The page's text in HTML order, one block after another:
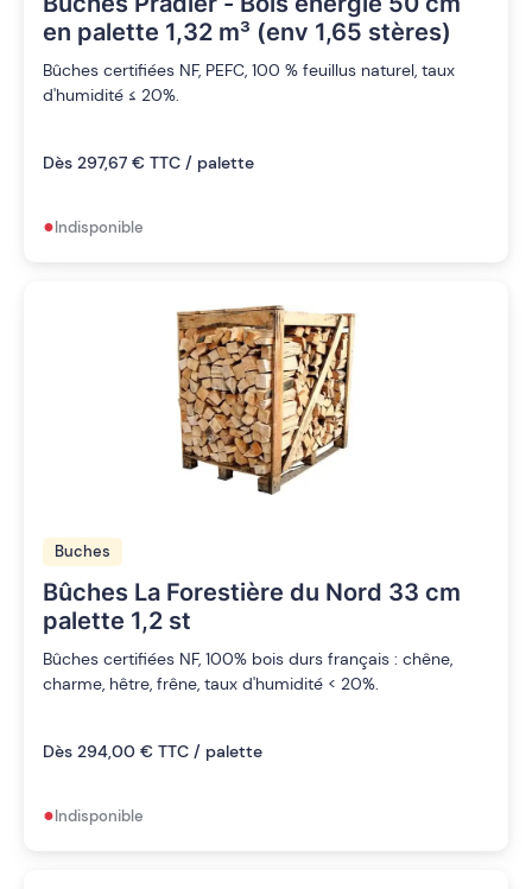
en palette 1,32 m³ (env 1,65 stères)
Bûches certifiées NF, PEFC, 100 % feuillus naturel, taux
d'humidité ≤ 20%.
Dès 297,67 € TTC / palette
•Indisponible
Buches
Bûches La Forestière du Nord 33 cm
palette 1,2 st
Bûches certifiées NF, 100% bois durs français : chêne,
charme, hêtre, frêne, taux d'humidité < 20%.
Dès 294,00 € TTC / palette
•Indisponible